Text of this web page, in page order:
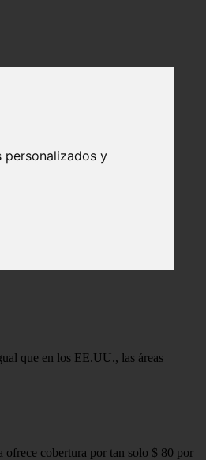
personalizados y
que en los EE.UU., las áreas
cobertura por tan solo $ 80 por